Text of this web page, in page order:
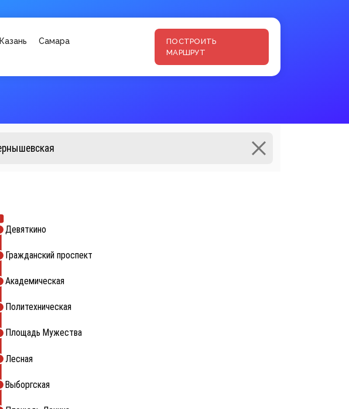
Казань Самара
ПОСТРОИТЬ
МАРШРУТ
Выборгская
Лесная
Площадь Мужества
Политехническая
Академическая
Гражданский проспект
Девяткино